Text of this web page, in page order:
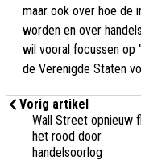
maar ook over hoe de
worden en over
wil vooral focussen op
de Verenigde Staten
Vorig artikel
Wall Street opnieuw
het rood door
handelsoorlog